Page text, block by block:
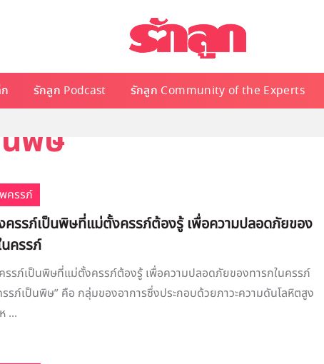
รักลูก Podcast รักลูก Community of the Experts
นพิษ
ครรภ์
ครรภ์เป็นพิษที่แม่ตั้งครรภ์ต้องรู้ เพื่อความปลอดภัยของ
นครรภ์
รรภ์เป็นพิษที่แม่ตั้งครรภ์ต้องรู้ เพื่อความปลอดภัยของทารกในครรภ์
รรภ์เป็นพิษ” คือ กลุ่มของอาการซึ่งประกอบด้วยภาวะความดันโลหิตสูง
...